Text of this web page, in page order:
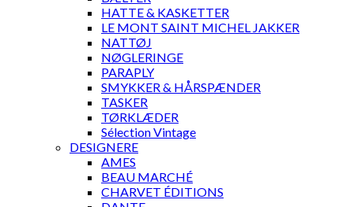
HATTE & KASKETTER
LE MONT SAINT MICHEL JAKKER
NATTØJ
NØGLERINGE
PARAPLY
SMYKKER & HÅRSPÆNDER
TASKER
TØRKLÆDER
Sélection Vintage
DESIGNERE
AMES
BEAU MARCHÉ
CHARVET ÉDITIONS